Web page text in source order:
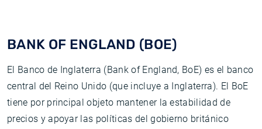
BANK OF ENGLAND (BOE)
El Banco de Inglaterra (Bank of England, BoE) es el banco
central del Reino Unido (que incluye a Inglaterra). El BoE
tiene por principal objeto mantener la estabilidad de
precios y apoyar las políticas del gobierno británico